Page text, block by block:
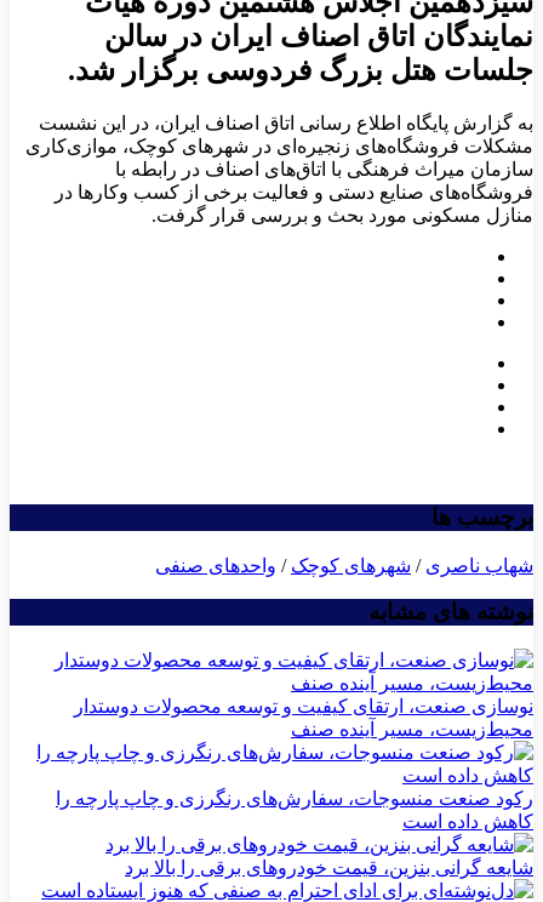
نمایندگان اتاق اصناف ایران در سالن
جلسات هتل بزرگ فردوسی برگزار شد.
به گزارش پایگاه اطلاع رسانی اتاق اصناف ایران، در این نشست
مشکلات فروشگاه‌های زنجیره‌ای در شهرهای کوچک، موازی‌کاری
سازمان میراث فرهنگی با اتاق‌های اصناف در رابطه با
فروشگاه‌های صنایع دستی و فعالیت برخی از کسب وکارها در
منازل مسکونی مورد بحث و بررسی قرار گرفت.
برچسب ها
شهاب ناصری / شهرهای کوچک / واحدهای صنفی
نوشته های مشابه
نوسازی صنعت، ارتقای کیفیت و توسعه محصولات دوستدار
محیط‌زیست، مسیر آینده صنف
رکود صنعت منسوجات، سفارش‌های رنگرزی و چاپ پارچه را
کاهش داده است
شایعه گرانی بنزین، قیمت خودروهای برقی را بالا برد